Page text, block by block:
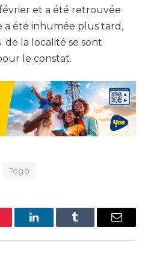
et a été retrouvée
a été inhumée plus tard,
la localité se sont
le constat.
Togo
LinkedInTumblr Email